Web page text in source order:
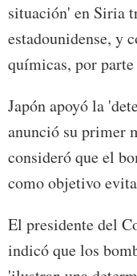
situación' en Siria
estadounidense, y
químicas, por
Japón apoyó la
anunció su primer
consideró que el
como objetivo
El presidente del
indicó que los